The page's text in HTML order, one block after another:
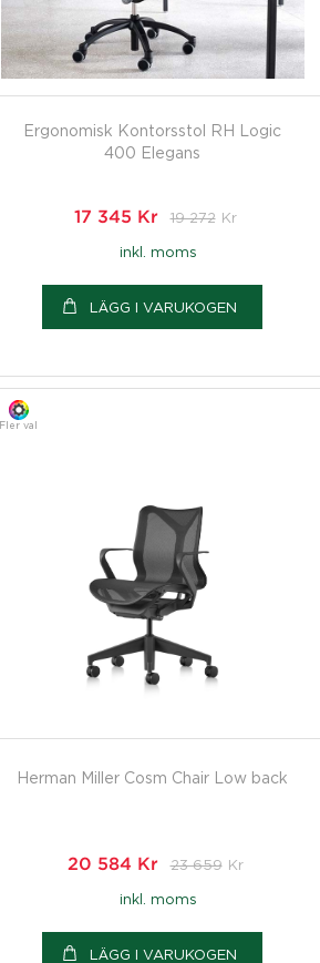
Ergonomisk Kontorsstol RH Logic
400 Elegans
17 345 Kr 19 272 Kr
inkl. moms
LÄGG I VARUKOGEN
Fler val
Herman Miller Cosm Chair Low back
20 584 Kr 23 659 Kr
inkl. moms
LÄGG I VARUKOGEN